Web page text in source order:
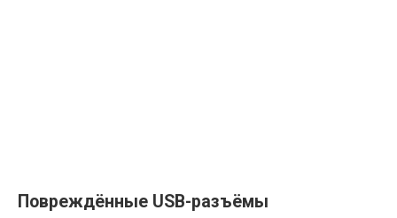
Повреждённые USB-разъёмы